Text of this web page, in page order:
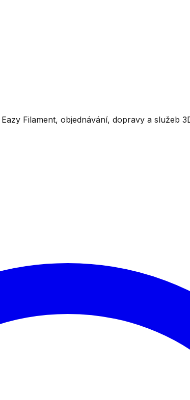
Filament, objednávání, dopravy a služeb